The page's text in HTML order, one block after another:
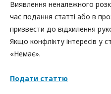
Виявлення неналежного
час подання статті або в
призвести до відхилення
Якщо конфлікту інтересів у
«Немає».
Подати статтю